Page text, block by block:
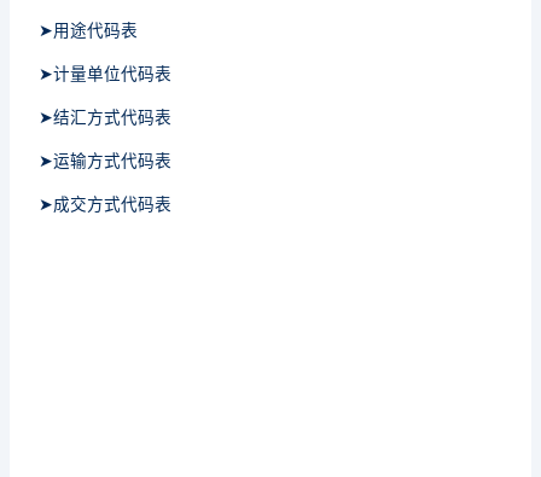
➤用途代码表
➤计量单位代码表
➤结汇方式代码表
➤运输方式代码表
➤成交方式代码表